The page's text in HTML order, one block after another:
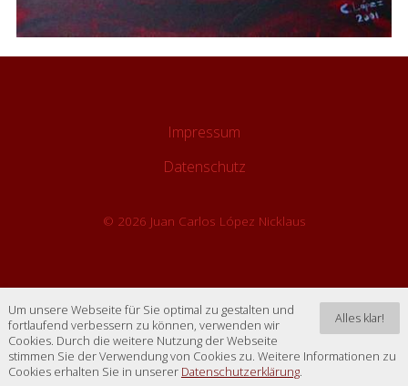
Impressum
Datenschutz
© 2026 Juan Carlos López Nicklaus
Alles klar!
Um unsere Webseite für Sie optimal zu gestalten und
fortlaufend verbessern zu können, verwenden wir
Cookies. Durch die weitere Nutzung der Webseite
stimmen Sie der Verwendung von Cookies zu. Weitere Informationen zu
Cookies erhalten Sie in unserer Datenschutzerklärung.